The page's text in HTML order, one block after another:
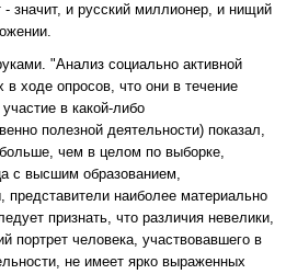
значит, и русский миллионер, и нищий
"Анализ социально активной
ходе опросов, что они в течение
в какой-либо
полезной деятельности) показал,
чем в целом по выборке,
с высшим образованием,
представители наиболее материально
признать, что различия невелики,
портрет человека, участвовавшего в
не имеет ярко выраженных